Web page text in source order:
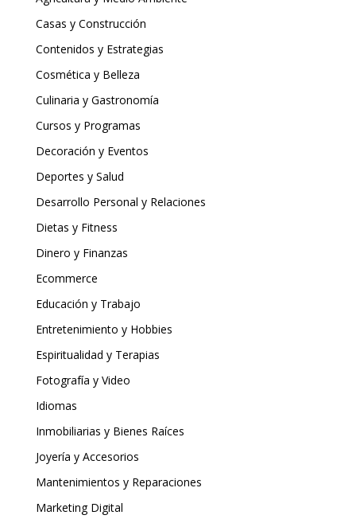
Casas y Construcción
Contenidos y Estrategias
Cosmética y Belleza
Culinaria y Gastronomía
Cursos y Programas
Decoración y Eventos
Deportes y Salud
Desarrollo Personal y Relaciones
Dietas y Fitness
Dinero y Finanzas
Ecommerce
Educación y Trabajo
Entretenimiento y Hobbies
Espiritualidad y Terapias
Fotografía y Video
Idiomas
Inmobiliarias y Bienes Raíces
Joyería y Accesorios
Mantenimientos y Reparaciones
Marketing Digital